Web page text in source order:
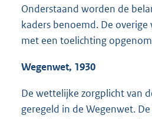
Onderstaand worden de
kaders benoemd. De
met een toelichting
Wegenwet, 1930
De wettelijke zorgplicht van
geregeld in de Wegenwet.